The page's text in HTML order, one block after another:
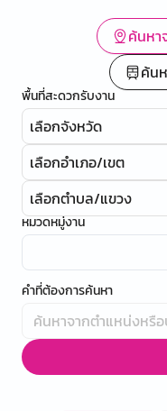
ค้นหา
ค้น
พื้นที่สะดวกรับงาน
เลือกจังหวัด
เลือกอำเภอ/เขต
เลือกตำบล/แขวง
หมวดหมู่งาน
คำที่ต้องการค้นหา